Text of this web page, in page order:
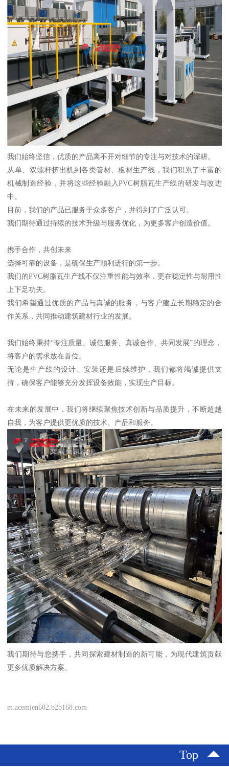
我们始终坚信，优质的产品离不开对细节的专注与对技术的深耕。
从单、双螺杆挤出机到各类管材、板材生产线，我们积累了丰富的
机械制造经验，并将这些经验融入PVC树脂瓦生产线的研发与改进
中。
目前，我们的产品已服务于众多客户，并得到了广泛认可。
我们期待通过持续的技术升级与服务优化，为更多客户创造价值。
携手合作，共创未来
选择可靠的设备，是确保生产顺利进行的第一步。
我们的PVC树脂瓦生产线不仅注重性能与效率，更在稳定性与耐用性
上下足功夫。
我们希望通过优质的产品与真诚的服务，与客户建立长期稳定的合
作关系，共同推动建筑建材行业的发展。
我们始终秉持“专注质量、诚信服务、真诚合作、共同发展”的理念，
将客户的需求放在首位。
无论是生产线的设计、安装还是后续维护，我们都将竭诚提供支
持，确保客户能够充分发挥设备效能，实现生产目标。
在未来的发展中，我们将继续聚焦技术创新与品质提升，不断超越
自我，为客户提供更优质的技术、产品和服务。
我们期待与您携手，共同探索建材制造的新可能，为现代建筑贡献
更多优质解决方案。
m.acemien602.b2b168.com
Top